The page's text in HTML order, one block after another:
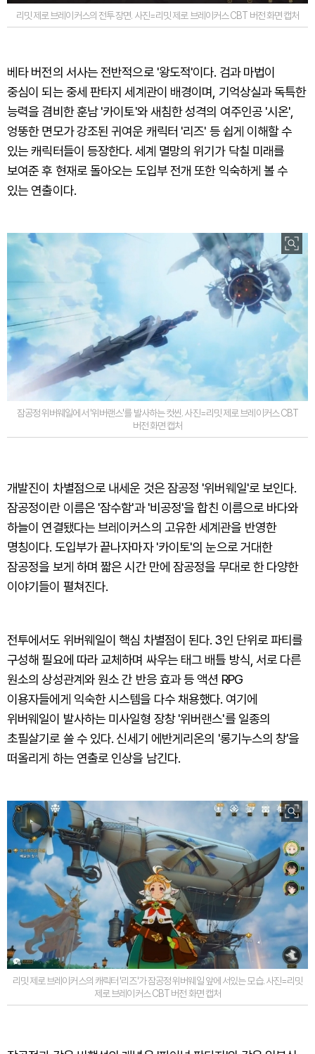
리밋 제로 브레이커스의 전투 장면. 사진=리밋 제로 브레이커스 CBT 버전 화면 캡처
베타 버전의 서사는 전반적으로 '왕도적'이다. 검과 마법이
중심이 되는 중세 판타지 세계관이 배경이며, 기억상실과 독특한
능력을 겸비한 훈남 '카이토'와 새침한 성격의 여주인공 '시온',
엉뚱한 면모가 강조된 귀여운 캐릭터 '리즈' 등 쉽게 이해할 수
있는 캐릭터들이 등장한다. 세계 멸망의 위기가 닥칠 미래를
보여준 후 현재로 돌아오는 도입부 전개 또한 익숙하게 볼 수
있는 연출이다.
잠공정 위버웨일에서 '위버랜스'를 발사하는 컷씬. 사진=리밋 제로 브레이커스 CBT
버전 화면 캡처
개발진이 차별점으로 내세운 것은 잠공정 '위버웨일'로 보인다.
잠공정이란 이름은 '잠수함'과 '비공정'을 합친 이름으로 바다와
하늘이 연결됐다는 브레이커스의 고유한 세계관을 반영한
명칭이다. 도입부가 끝나자마자 '카이토'의 눈으로 거대한
잠공정을 보게 하며 짧은 시간 만에 잠공정을 무대로 한 다양한
이야기들이 펼쳐진다.
전투에서도 위버웨일이 핵심 차별점이 된다. 3인 단위로 파티를
구성해 필요에 따라 교체하며 싸우는 태그 배틀 방식, 서로 다른
원소의 상성관계와 원소 간 반응 효과 등 액션 RPG
이용자들에게 익숙한 시스템을 다수 채용했다. 여기에
위버웨일이 발사하는 미사일형 장창 '위버랜스'를 일종의
초필살기로 쓸 수 있다. 신세기 에반게리온의 '롱기누스의 창'을
떠올리게 하는 연출로 인상을 남긴다.
리밋 제로 브레이커스의 캐릭터 '리즈'가 잠공정 위버웨일 앞에 서있는 모습. 사진=리밋
제로 브레이커스 CBT 버전 화면 캡처